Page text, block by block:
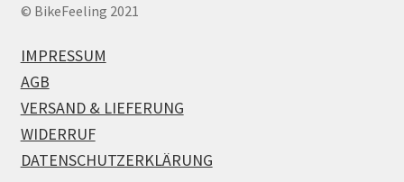
© BikeFeeling 2021
IMPRESSUM
AGB
VERSAND & LIEFERUNG
WIDERRUF
DATENSCHUTZERKLÄRUNG